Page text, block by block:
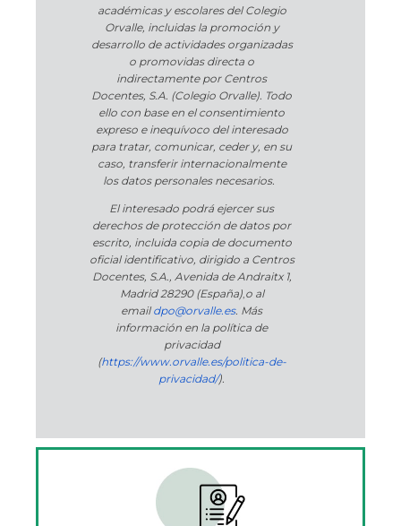
académicas y escolares del Colegio
Orvalle, incluidas la promoción y
desarrollo de actividades organizadas
o promovidas directa o
indirectamente por Centros
Docentes, S.A. (Colegio Orvalle). Todo
ello con base en el consentimiento
expreso e inequívoco del interesado
para tratar, comunicar, ceder y, en su
caso, transferir internacionalmente
los datos personales necesarios.
El interesado podrá ejercer sus
derechos de protección de datos por
escrito, incluida copia de documento
oficial identificativo, dirigido a Centros
Docentes, S.A., Avenida de Andraitx 1,
Madrid 28290 (España),o al
emaildpo@orvalle.es. Más
información en la política de
privacidad
(https://www.orvalle.es/politica-de-
privacidad/).